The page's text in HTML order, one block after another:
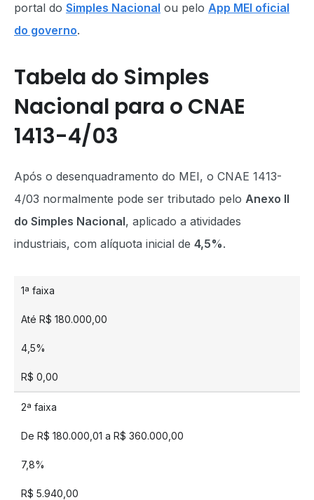
portal do Simples Nacional ou pelo App MEI oficial
do governo.
Tabela do Simples
Nacional para o CNAE
1413-4/03
Após o desenquadramento do MEI, o CNAE 1413-
4/03 normalmente pode ser tributado pelo Anexo II
do Simples Nacional, aplicado a atividades
industriais, com alíquota inicial de 4,5%.
1ª faixa
Até R$ 180.000,00
4,5%
R$ 0,00
2ª faixa
De R$ 180.000,01 a R$ 360.000,00
7,8%
R$ 5.940,00